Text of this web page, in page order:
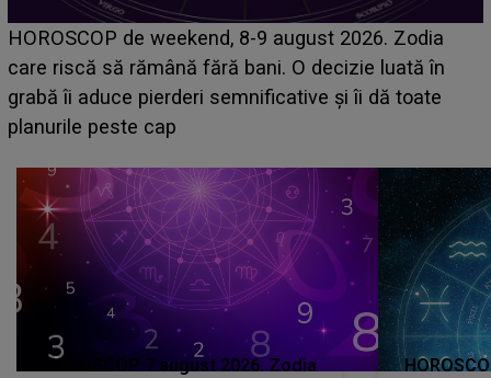
Emanuel a ținut ACEST DETALIU ASCUNS până
acum! În fața Alexandrei, concurentul din Casa Iubirii
face o MĂRTURISIRE NEAȘTEPTATĂ despre mama
sa: "I-am spus și ei în față, eu nu te iubesc pentru
HOROSCOP 7 august 2026. Zodia